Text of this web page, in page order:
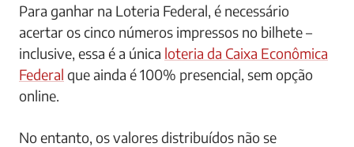
Para ganhar na Loteria Federal, é necessário
acertar os cinco números impressos no bilhete –
inclusive, essa é a única loteria da Caixa Econômica
Federal que ainda é 100% presencial, sem opção
online.
No entanto, os valores distribuídos não se